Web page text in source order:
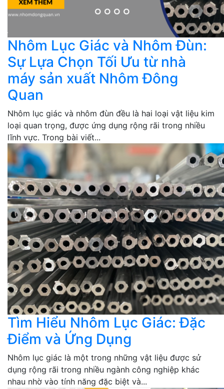
Nhôm Lục Giác và Nhôm Đùn:
Sự Lựa Chọn Tối Ưu từ nhà
máy sản xuất Nhôm Đông
Quan
Nhôm lục giác và nhôm đùn đều là hai loại vật liệu kim
loại quan trọng, được ứng dụng rộng rãi trong nhiều
lĩnh vực. Trong bài viết...
Tìm Hiểu Nhôm Lục Giác: Đặc
Điểm và Ứng Dụng
Nhôm lục giác là một trong những vật liệu được sử
dụng rộng rãi trong nhiều ngành công nghiệp khác
nhau nhờ vào tính năng đặc biệt và...